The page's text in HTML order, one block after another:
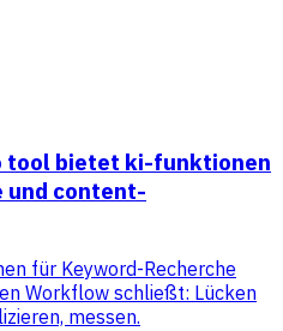
tool bietet ki-funktionen
und content-
für Keyword-Recherche
Workflow schließt: Lücken
messen.